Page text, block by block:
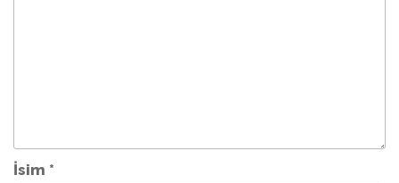
İsim *